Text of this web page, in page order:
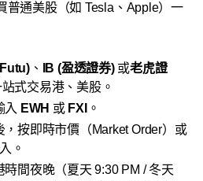
普通美股（如 Tesla、Apple）一
、 IB (盈透證券)或老虎證
式交易港、美股。
入 EWH 或 FXI 。
，按即時市價（Market Order）或
。
時間夜晚（夏天 9:30 PM / 冬天